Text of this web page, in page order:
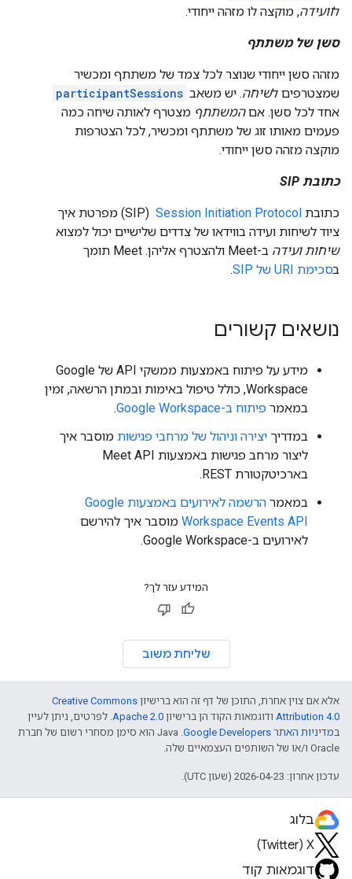
לוועידה, מוקצה לו מזהה ייחודי.
סשן של משתתף
מזהה סשן ייחודי שנוצר לכל צמד של משתתף ומכשיר
שמצטרפים לשיחה. יש משאב participantSessions
אחד לכל סשן. אםהמשתתף מצטרף לאותה שיחה כמה
פעמים מאותו זוג של משתתף ומכשיר, לכל הצטרפות
מוקצה מזהה סשן ייחודי.
כתובת SIP
כתובת Session Initiation Protocol
‏ (SIP) מפרטת איך
ציוד לשיחות ועידה בווידאו של צדדים שלישיים יכול למצוא
שיחות ועידה
ב-Meet ולהצטרף אליהן. ‫Meet תומך
בסכימת URI של SIP .
נושאים קשורים
מידע על פיתוח באמצעות ממשקי API של Google
Workspace, כולל טיפול באימות ובמתן הרשאה, זמין
במאמר פיתוח ב-Google Workspace
.
במדריך יצירה וניהול של מרחבי פגישות מוסבר איך
ליצור מרחב פגישות באמצעות Meet API
בארכיטקטורת REST.
במאמר
הרשמה לאירועים באמצעות Google
Workspace Events API מוסבר איך להירשם
לאירועים ב-Google Workspace.
המידע עזר לך?
שליחת משוב
אלא אם צוין אחרת, התוכן של דף זה הוא ברישיון Creative Commons
Attribution 4.0 ודוגמאות הקוד הן ברישיון Apache 2.0. לפרטים, ניתן לעיין
במדיניות האתר Google Developers‏
.‏ Java הוא סימן מסחרי רשום של חברת
Oracle ו/או של השותפים העצמאיים שלה.
עדכון אחרון: 2026-04-23 (שעון UTC).
בלוג
X‏ (Twitter)
דוגמאות קוד